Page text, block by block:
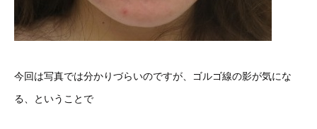
今回は写真では分かりづらいのですが、ゴルゴ線の影が気にな
る、ということで